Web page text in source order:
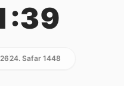
24. Safar 1448